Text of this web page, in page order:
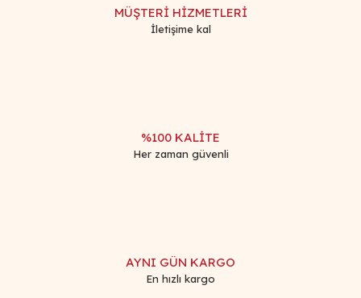
Ürün bilgilerinde hatalar bulunuyor.
MÜŞTERİ HİZMETLERİ
İletişime kal
%100 KALİTE
Her zaman güvenli
AYNI GÜN KARGO
En hızlı kargo